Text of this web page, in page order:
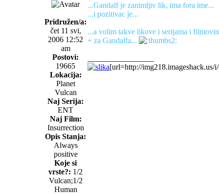
Pridružen/a:
čet 11 svi,
2006 12:52
am
Postovi:
19665
Lokacija:
Planet
Vulcan
Naj Serija:
ENT
Naj Film:
Insurrection
Opis Stanja:
Always
positive
Koje si
vrste?: 1/2
Vulcan;1/2
Human
...Gandalf je zanimljiv lik, ima fora ime...
...i pozitivac je...
...a volim takve likove i serijama i
+ za Gandalfa...
[url=http://img218.imageshack.us/